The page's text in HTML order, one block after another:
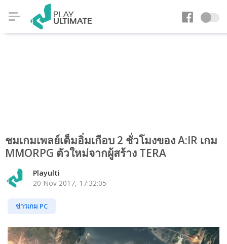
ชมเกมเพลย์เต็มอิ่มเกือบ 2 ชั่วโมงของ A:IR เกม
MMORPG ตัวใหม่จากผู้สร้าง TERA
Playulti
20 Nov 2017, 17:32:05
ข่าวเกม PC